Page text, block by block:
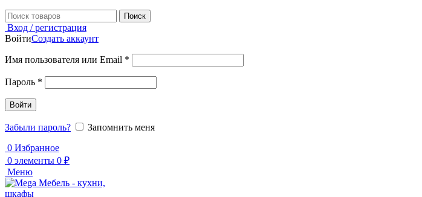
Поиск
Вход / регистрация
ВойтиСоздать аккаунт
Имя пользователя или Email *
Пароль *
Войти
Забыли пароль?
Запомнить меня
0 Избранное
0 элементы 0 ₽
Меню